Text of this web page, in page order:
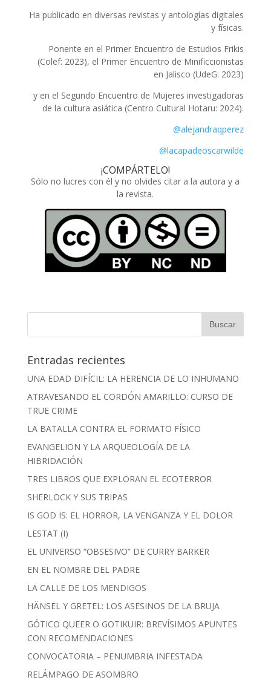
Ha publicado en diversas revistas y antologías digitales
y físicas.
Ponente en el Primer Encuentro de Estudios Frikis
(Colef: 2023), el Primer Encuentro de Minificcionistas
en Jalisco (UdeG: 2023)
y en el Segundo Encuentro de Mujeres investigadoras
de la cultura asiática (Centro Cultural Hotaru: 2024).
@alejandraqperez
@lacapadeoscarwilde
¡COMPÁRTELO!
Sólo no lucres con él y no olvides citar a la autora y a
la revista.
Entradas recientes
UNA EDAD DIFÍCIL: LA HERENCIA DE LO INHUMANO
ATRAVESANDO EL CORDÓN AMARILLO: CURSO DE
TRUE CRIME
LA BATALLA CONTRA EL FORMATO FÍSICO
EVANGELION Y LA ARQUEOLOGÍA DE LA
HIBRIDACIÓN
TRES LIBROS QUE EXPLORAN EL ECOTERROR
SHERLOCK Y SUS TRIPAS
IS GOD IS: EL HORROR, LA VENGANZA Y EL DOLOR
LESTAT (I)
EL UNIVERSO “OBSESIVO” DE CURRY BARKER
EN EL NOMBRE DEL PADRE
LA CALLE DE LOS MENDIGOS
HÄNSEL Y GRETEL: LOS ASESINOS DE LA BRUJA
GÓTICO QUEER O GOTIKUIR: BREVÍSIMOS APUNTES
CON RECOMENDACIONES
CONVOCATORIA – PENUMBRIA INFESTADA
RELÁMPAGO DE ASOMBRO